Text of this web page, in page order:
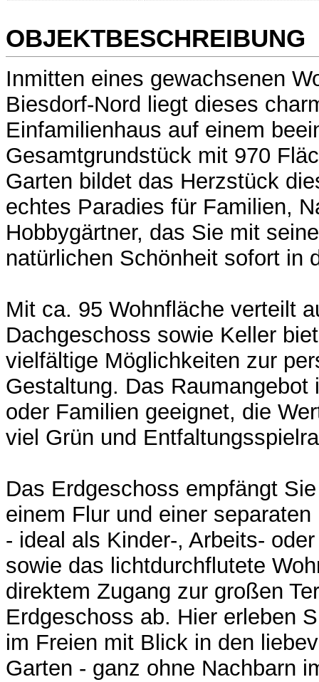
OBJEKTBESCHREIBUNG
Inmitten eines gewachsenen
Biesdorf-Nord liegt dieses
Einfamilienhaus auf einem
Gesamtgrundstück mit 970
Garten bildet das Herzstück
echtes Paradies für Familien,
Hobbygärtner, das Sie mit
natürlichen Schönheit sofort in
Mit ca. 95 Wohnfläche verteilt
Dachgeschoss sowie Keller
vielfältige Möglichkeiten zur
Gestaltung. Das Raumangebot
oder Familien geeignet, die
viel Grün und
Das Erdgeschoss empfängt
einem Flur und einer
- ideal als Kinder-, Arbeits-
sowie das lichtdurchflutete
direktem Zugang zur großen
Erdgeschoss ab. Hier erleben
im Freien mit Blick in den
Garten - ganz ohne Nachbarn